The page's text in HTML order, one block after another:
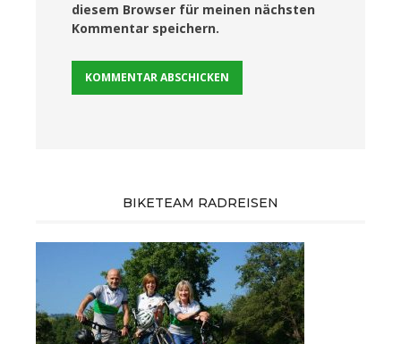
diesem Browser für meinen nächsten
Kommentar speichern.
BIKETEAM RADREISEN